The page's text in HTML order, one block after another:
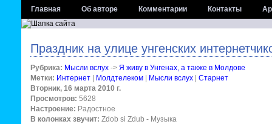
Главная Об авторе Комментарии Контакты
Праздник на улице унгенских
Рубрика: Мысли вслух -> Я живу в Унгенах, а также в Молдове
Метки: Интернет Молдтелеком Мысли вслух
Старнет
Вторник, 16 марта 2010 г.
Просмотров: 5628
Настроение: Радостное
В колонках звучит: Zdob si Zdub - Музыка